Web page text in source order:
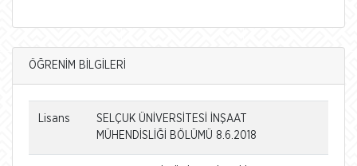
ÖĞRENİM BİLGİLERİ
Lisans
SELÇUK ÜNİVERSİTESİ İNŞAAT
MÜHENDİSLİĞİ BÖLÜMÜ 8.6.2018